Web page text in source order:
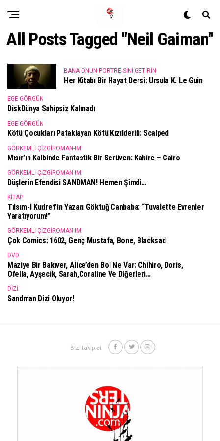
All Posts Tagged "Neil Gaiman"
BANA ONUN PORTRE-SINI GETIRIN
Her Kitabı Bir Hayat Dersi: Ursula K. Le Guin
EGE GÖRGÜN
DiskDünya Sahipsiz Kalmadı
EGE GÖRGÜN
Kötü Çocukları Pataklayan Kötü Kızılderili: Scalped
GÖRKEMLI ÇIZGIROMAN-IM!
Mısır’ın Kalbinde Fantastik Bir Serüven: Kahire – Cairo
GÖRKEMLI ÇIZGIROMAN-IM!
Düşlerin Efendisi SANDMAN! Hemen Şimdi…
KITAP
Tılsım-I Kudret’in Yazarı Göktuğ Canbaba: “Tuvalette Evrenler
Yaratıyorum!”
GÖRKEMLI ÇIZGIROMAN-IM!
Çok Comics: 1602, Genç Mustafa, Bone, Blacksad
DVD
Maziye Bir Bakıver, Alice’den Bol Ne Var: Chihiro, Doris,
Ofeila, Ayşecik, Sarah,Coraline Ve Diğerleri…
DIZI
Sandman Dizi Oluyor!
Bizi takip et